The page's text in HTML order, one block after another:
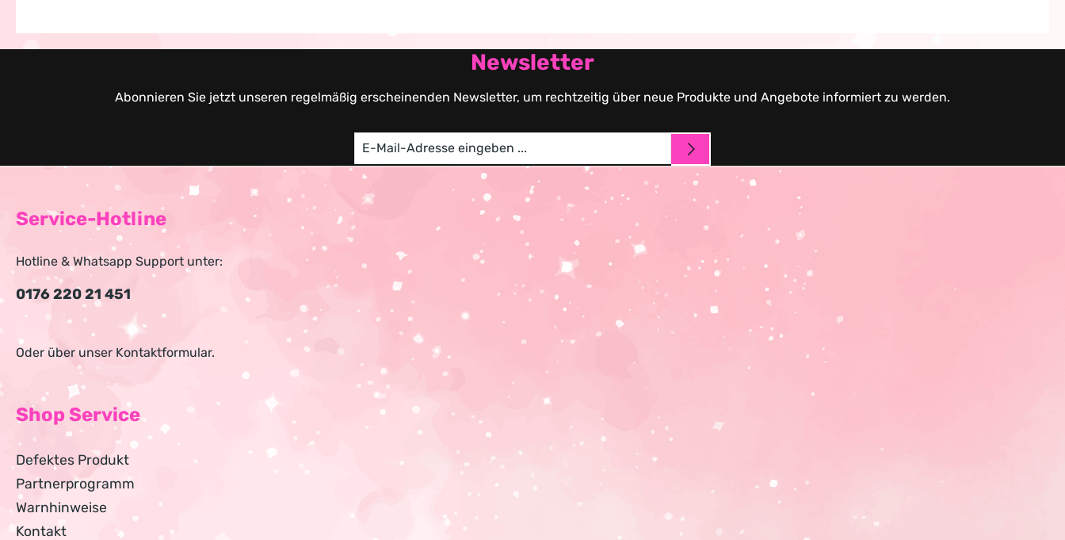
Newsletter
Abonnieren Sie jetzt unseren regelmäßig erscheinenden Newsletter, um rechtzeitig über neue Produkte und Angebote informiert zu werden.
Service-Hotline
Hotline & Whatsapp Support unter:
0176 220 21 451
Oder über unser Kontaktformular.
Shop Service
Defektes Produkt
Partnerprogramm
Warnhinweise
Kontakt